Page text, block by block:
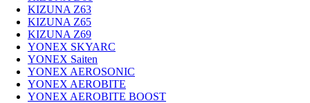
KIZUNA Z63
KIZUNA Z65
KIZUNA Z69
YONEX SKYARC
YONEX Saiten
YONEX AEROSONIC
YONEX AEROBITE
YONEX AEROBITE BOOST